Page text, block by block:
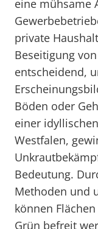
eine mühsame
private
Beseitigung
entscheidend,
Böden oder
einer
Westfalen,
Bedeutung.
Methoden und
können
Grün befreit